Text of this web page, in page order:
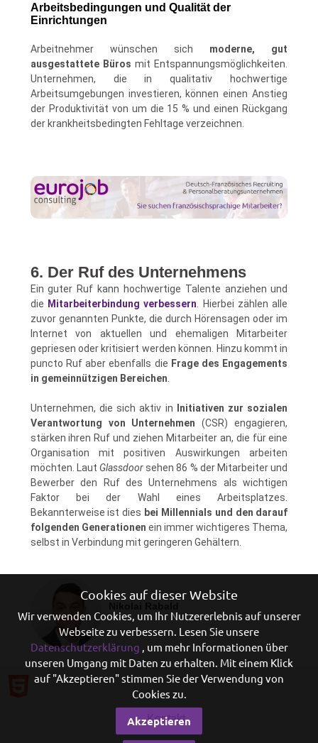
Arbeitsbedingungen und Qualität der
Einrichtungen
Arbeitnehmer wünschen sich moderne, gut
ausgestattete Büros mit Entspannungsmöglichkeiten.
Unternehmen, die in qualitativ hochwertige
Arbeitsumgebungen investieren, können einen Anstieg
der Produktivität von um die 15 % und einen Rückgang
der krankheitsbedingten Fehltage verzeichnen.
6. Der Ruf des Unternehmens
Ein guter Ruf kann hochwertige Talente anziehen und
die Mitarbeiterbindung verbessern . Hierbei zählen alle
zuvor genannten Punkte, die durch Hörensagen oder im
Internet von aktuellen und ehemaligen Mitarbeiter
gepriesen oder kritisiert werden können. Hinzu kommt in
puncto Ruf aber ebenfalls die Frage des Engagements
in gemeinnützigen Bereichen
Unternehmen, die sich aktiv in
Initiativen zur sozialen
Verantwortung von Unternehmen (CSR) engagieren,
stärken ihren Ruf und ziehen Mitarbeiter an, die für eine
Organisation mit positiven Auswirkungen arbeiten
möchten. Laut Glassdoorsehen 86 % der Mitarbeiter und
Bewerber den Ruf des Unternehmens als wichtigen
Faktor bei der Wahl eines Arbeitsplatzes.
Bekannterweise ist dies bei Millennials und den darauf
folgenden Generationen ein immer wichtigeres Thema,
selbst in Verbindung mit geringeren Gehältern.
Kontakt
Cookies auf dieser Website
Wir verwenden Cookies, um Ihr Nutzererlebnis auf unserer
Webseite zu verbessern. Lesen Sie unsere
Datenschutzerklärung , um mehr Informationen über
unseren Umgang mit Daten zu erhalten. Mit einem Klick
auf "Akzeptieren" stimmen Sie der Verwendung von
Cookies zu.
Akzeptieren